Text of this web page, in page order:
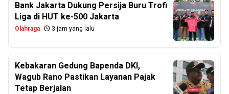
Bank Jakarta Dukung Persija Buru Trofi
Liga di HUT ke-500 Jakarta
Olahraga 3 jam yang lalu
Kebakaran Gedung Bapenda DKI,
Wagub Rano Pastikan Layanan Pajak
Tetap Berjalan